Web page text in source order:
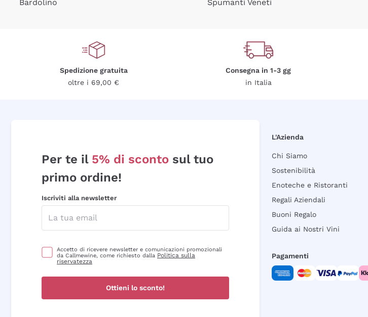
Bardolino
Spumanti Veneti
Spedizione gratuita
oltre i 69,00 €
Consegna in 1-3 gg
in Italia
Per te il 5% di sconto sul tuo
primo ordine!
Iscriviti alla newsletter
Accetto di ricevere newsletter e comunicazioni promozionali
da Callmewine, come richiesto dalla Politica sulla
riservatezza
Ottieni lo sconto!
L'Azienda
Chi Siamo
Sostenibilità
Enoteche e Ristoranti
Regali Aziendali
Buoni Regalo
Guida ai Nostri Vini
Pagamenti